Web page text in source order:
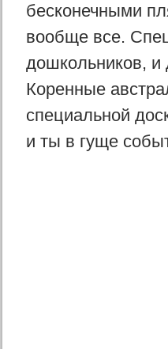
бесконечными
вообще все.
дошкольников, и
Коренные
специальной
и ты в гуще